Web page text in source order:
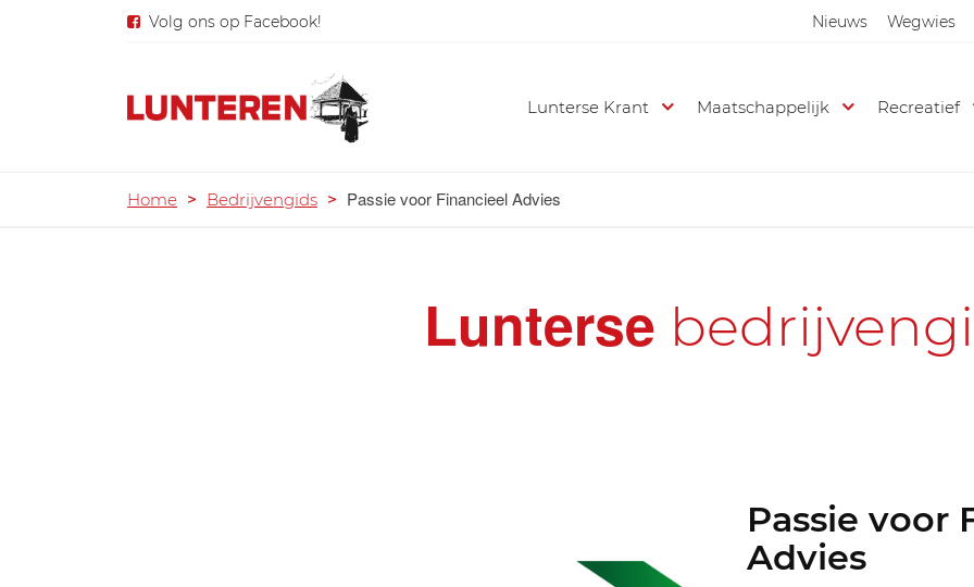
Nieuws Wegwies
Volg ons op Facebook!
Lunterse Krant Maatschappelijk Recreatief
Home > Bedrijvengids > Passie voor Financieel Advies
Lunterse
Passie voor
Advies